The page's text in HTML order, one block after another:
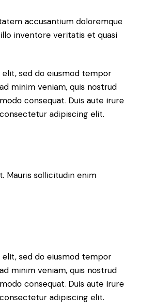
accusantium doloremque
inventore veritatis et quasi
sed do eiusmod tempor
minim veniam, quis nostrud
consequat. Duis aute irure
adipiscing elit.
Mauris sollicitudin enim
sed do eiusmod tempor
minim veniam, quis nostrud
consequat. Duis aute irure
adipiscing elit.